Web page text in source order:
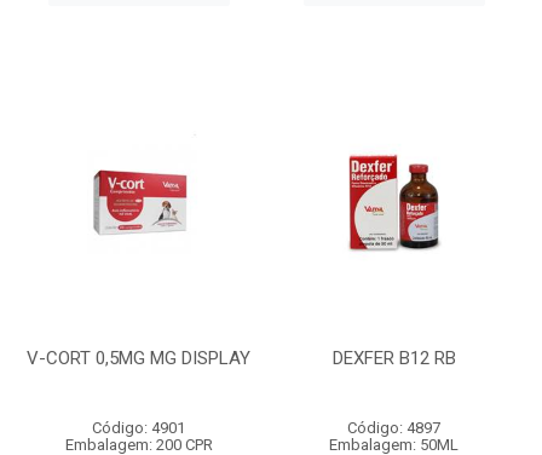
V-CORT 0,5MG MG DISPLAY
Código: 4901
Embalagem: 200 CPR
DEXFER B12 RB
Código: 4897
Embalagem: 50ML